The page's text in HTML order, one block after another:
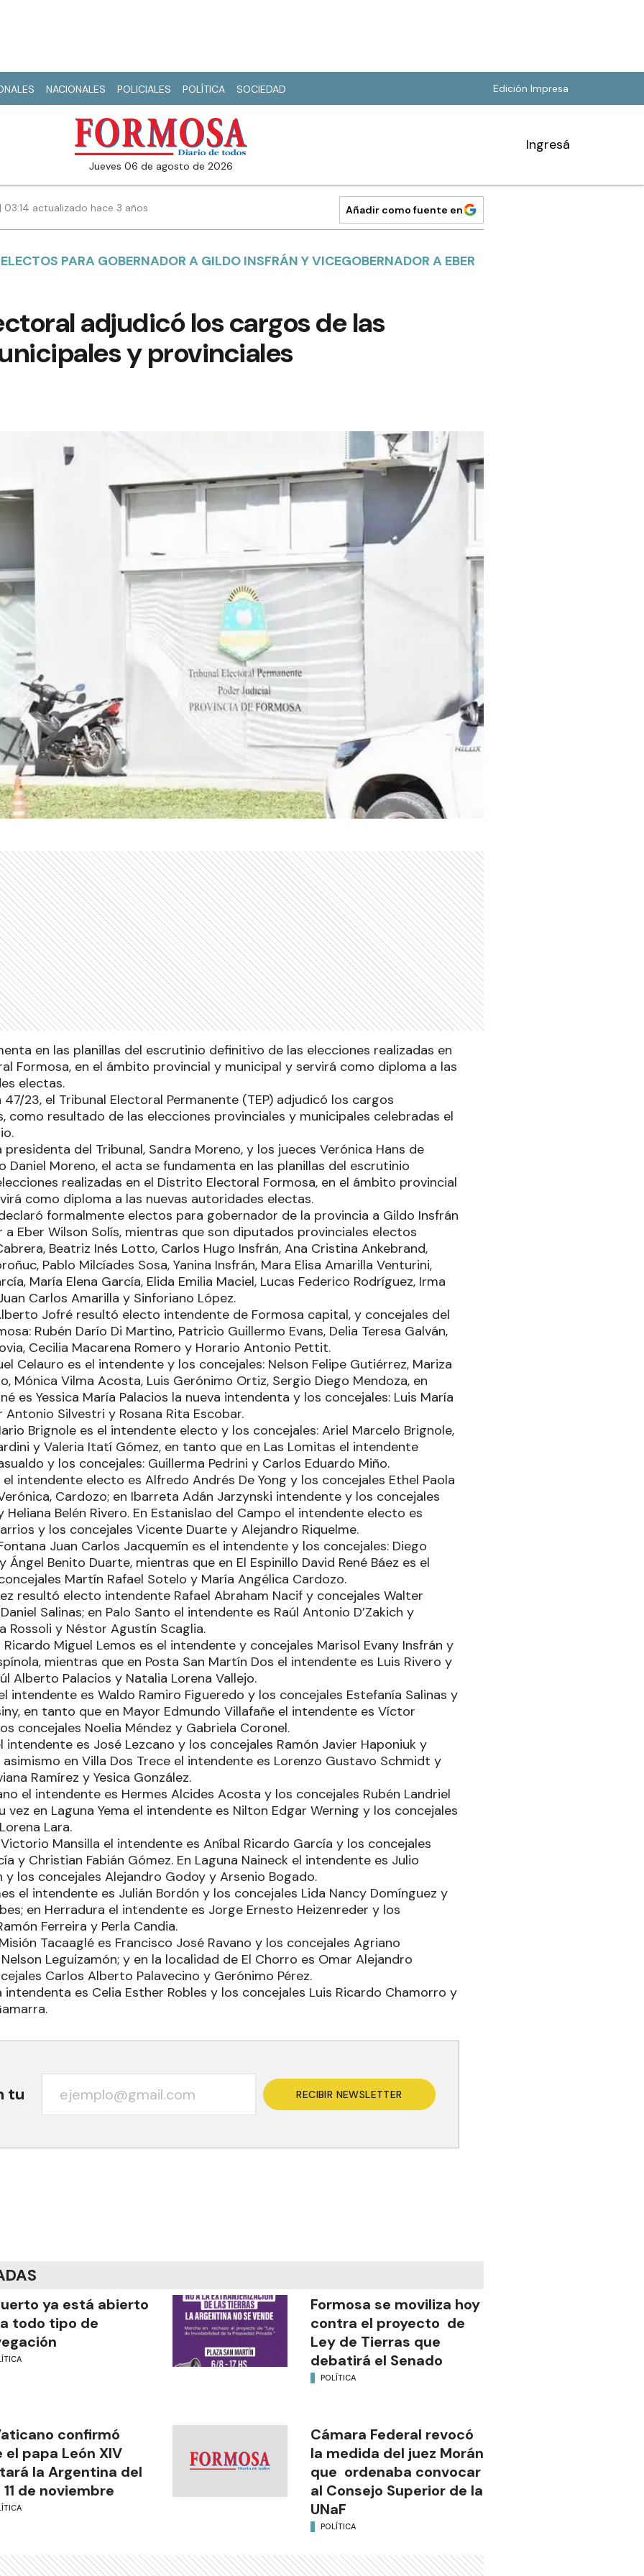
NACIONALES POLICIALES POLÍTICA SOCIEDAD Edición Impresa
jueves 06 de agosto de 2026
Ingresá
03:14 actualizado hace 3 años Añadir como fuente en
PARA GOBERNADOR A GILDO INSFRÁN Y VICEGOBERNADOR A EBER
adjudicó los cargos de las
y provinciales
en las planillas del escrutinio definitivo de las elecciones realizadas en
Formosa, en el ámbito provincial y municipal y servirá como diploma a las
electas.
23, el Tribunal Electoral Permanente (TEP) adjudicó los cargos
como resultado de las elecciones provinciales y municipales celebradas el
del Tribunal, Sandra Moreno, y los jueces Verónica Hans de
Daniel Moreno, el acta se fundamenta en las planillas del escrutinio
realizadas en el Distrito Electoral Formosa, en el ámbito provincial
como diploma a las nuevas autoridades electas.
formalmente electos para gobernador de la provincia a Gildo Insfrán
Eber Wilson Solís, mientras que son diputados provinciales electos
Beatriz Inés Lotto, Carlos Hugo Insfrán, Ana Cristina Ankebrand,
Pablo Milcíades Sosa, Yanina Insfrán, Mara Elisa Amarilla Venturini,
María Elena García, Elida Emilia Maciel, Lucas Federico Rodríguez, Irma
Carlos Amarilla y Sinforiano López.
Jofré resultó electo intendente de Formosa capital, y concejales del
Rubén Darío Di Martino, Patricio Guillermo Evans, Delia Teresa Galván,
Cecilia Macarena Romero y Horario Antonio Pettit.
Celauro es el intendente y los concejales: Nelson Felipe Gutiérrez, Mariza
Mónica Vilma Acosta, Luis Gerónimo Ortiz, Sergio Diego Mendoza, en
es Yessica María Palacios la nueva intendenta y los concejales: Luis María
Antonio Silvestri y Rosana Rita Escobar.
Brignole es el intendente electo y los concejales: Ariel Marcelo Brignole,
y Valeria Itatí Gómez, en tanto que en Las Lomitas el intendente
y los concejales: Guillerma Pedrini y Carlos Eduardo Miño.
el intendente electo es Alfredo Andrés De Yong y los concejales Ethel Paola
Cardozo; en Ibarreta Adán Jarzynski intendente y los concejales
Heliana Belén Rivero. En Estanislao del Campo el intendente electo es
y los concejales Vicente Duarte y Alejandro Riquelme.
Juan Carlos Jacquemín es el intendente y los concejales: Diego
Ángel Benito Duarte, mientras que en El Espinillo David René Báez es el
Martín Rafael Sotelo y María Angélica Cardozo.
resultó electo intendente Rafael Abraham Nacif y concejales Walter
Salinas; en Palo Santo el intendente es Raúl Antonio D’Zakich y
Rossoli y Néstor Agustín Scaglia.
Ricardo Miguel Lemos es el intendente y concejales Marisol Evany Insfrán y
mientras que en Posta San Martín Dos el intendente es Luis Rivero y
Alberto Palacios y Natalia Lorena Vallejo.
intendente es Waldo Ramiro Figueredo y los concejales Estefanía Salinas y
en tanto que en Mayor Edmundo Villafañe el intendente es Víctor
concejales Noelia Méndez y Gabriela Coronel.
intendente es José Lezcano y los concejales Ramón Javier Haponiuk y
en Villa Dos Trece el intendente es Lorenzo Gustavo Schmidt y
Ramírez y Yesica González.
el intendente es Hermes Alcides Acosta y los concejales Rubén Landriel
vez en Laguna Yema el intendente es Nilton Edgar Werning y los concejales
Lara.
Mansilla el intendente es Aníbal Ricardo García y los concejales
y Christian Fabián Gómez. En Laguna Naineck el intendente es Julio
los concejales Alejandro Godoy y Arsenio Bogado.
el intendente es Julián Bordón y los concejales Lida Nancy Domínguez y
en Herradura el intendente es Jorge Ernesto Heizenreder y los
Ferreira y Perla Candia.
Tacaaglé es Francisco José Ravano y los concejales Agriano
Leguizamón; y en la localidad de El Chorro es Omar Alejandro
Carlos Alberto Palavecino y Gerónimo Pérez.
intendenta es Celia Esther Robles y los concejales Luis Ricardo Chamorro y
tu RECIBIR NEWSLETTER
ya está abierto
todo tipo de
Formosa se moviliza hoy
contra el proyecto de
Ley de Tierras que
debatirá el Senado
POLÍTICA
confirmó
el papa León XIV
la Argentina del
11 de noviembre
Cámara Federal revocó
la medida del juez Morán
que ordenaba convocar
al Consejo Superior de la
UNaF
POLÍTICA